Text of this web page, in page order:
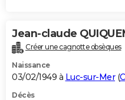
Jean-claude
Créer une cagnotte obsèques
Naissance
03/02/1949 à Luc-sur-Mer(
Décès